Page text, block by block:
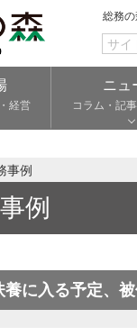
総務
経営
ニュ
コラム・記
事例
例
養に入る予定、